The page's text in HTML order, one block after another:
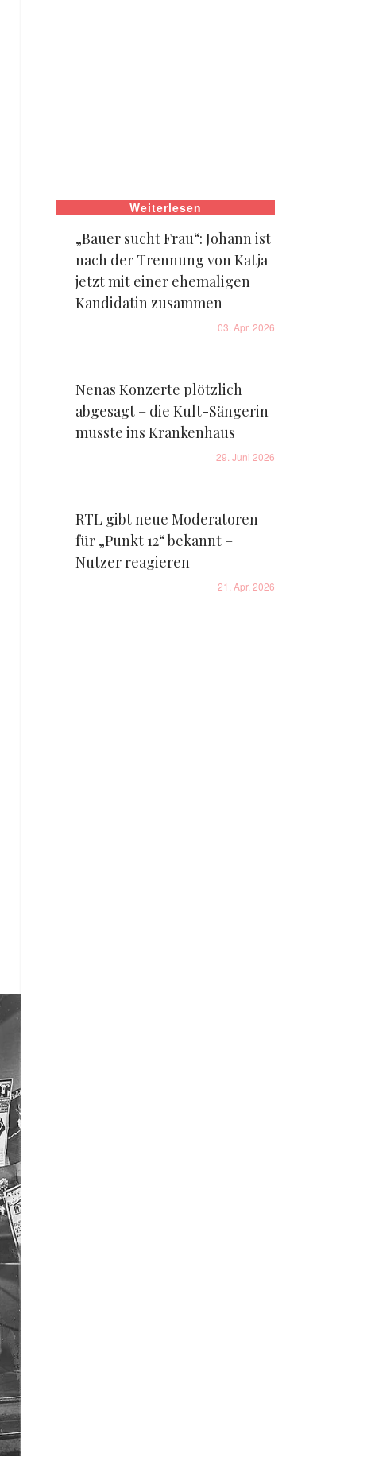
Weiterlesen
„Bauer sucht Frau“: Johann ist
nach der Trennung von Katja
jetzt mit einer ehemaligen
Kandidatin zusammen
03. Apr. 2026
Nenas Konzerte plötzlich
abgesagt – die Kult-Sängerin
musste ins Krankenhaus
29. Juni 2026
RTL gibt neue Moderatoren
für „Punkt 12“ bekannt –
Nutzer reagieren
21. Apr. 2026